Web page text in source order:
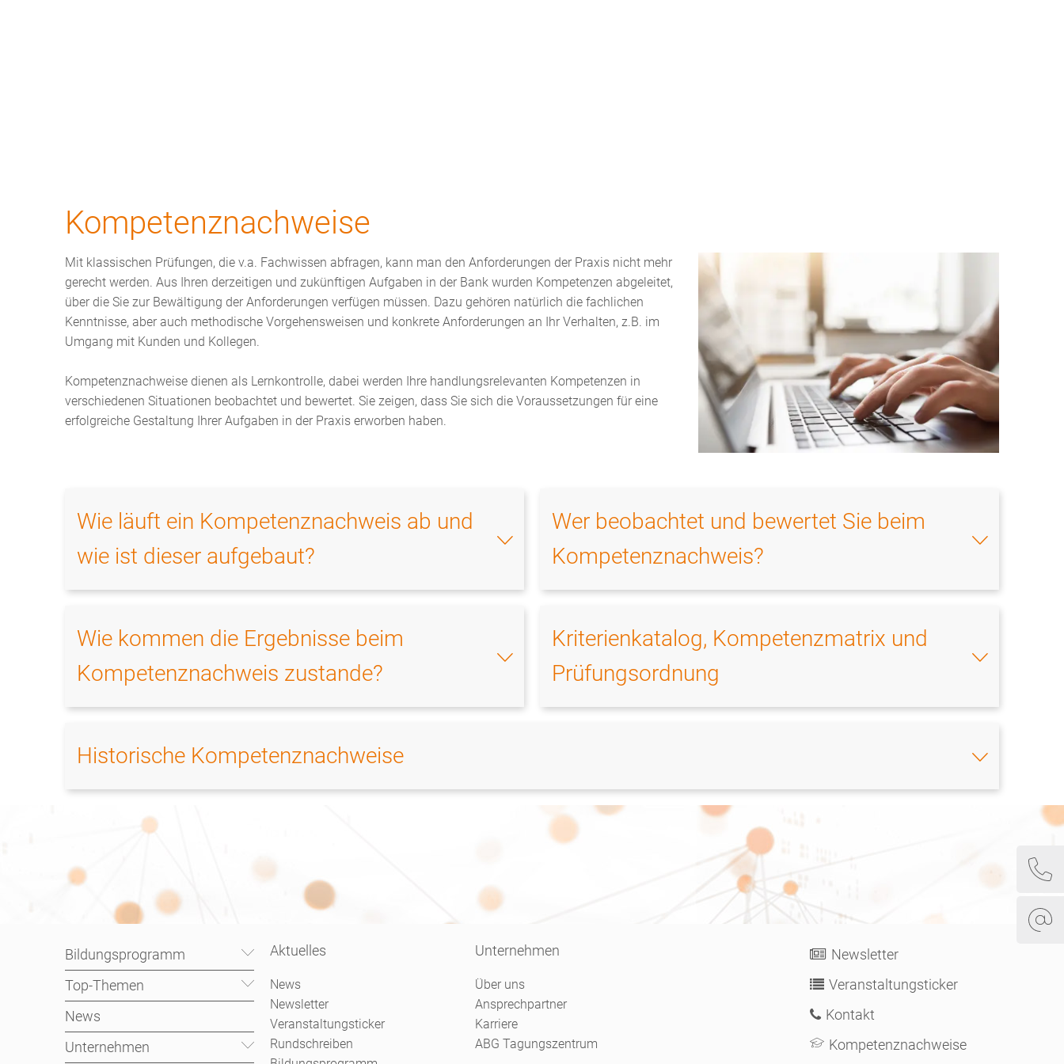
Kompetenznachweise
Kompetenznachweise
Mit klassischen Prüfungen, die v.a. Fachwissen abfragen, kann man den Anforderungen der Praxis nicht mehr
gerecht werden. Aus Ihren derzeitigen und zukünftigen Aufgaben in der Bank wurden Kompetenzen abgeleitet,
über die Sie zur Bewältigung der Anforderungen verfügen müssen. Dazu gehören natürlich die fachlichen
Kenntnisse, aber auch methodische Vorgehensweisen und konkrete Anforderungen an Ihr Verhalten, z.B. im
Umgang mit Kunden und Kollegen.
Kompetenznachweise dienen als Lernkontrolle, dabei werden Ihre handlungsrelevanten Kompetenzen in
verschiedenen Situationen beobachtet und bewertet. Sie zeigen, dass Sie sich die Voraussetzungen für eine
erfolgreiche Gestaltung Ihrer Aufgaben in der Praxis erworben haben.
Wie läuft ein Kompetenznachweis ab und
wie ist dieser aufgebaut?
Wie kommen die Ergebnisse beim
Kompetenznachweis zustande?
Wer beobachtet und bewertet Sie beim
Kompetenznachweis?
Kriterienkatalog, Kompetenzmatrix und
Prüfungsordnung
Historische Kompetenznachweise
Bildungsprogramm
Top-Themen
News
Unternehmen
Aktuelles
News
Newsletter
Veranstaltungsticker
Rundschreiben
Unternehmen
Über uns
Ansprechpartner
Karriere
ABG Tagungszentrum
Newsletter
Veranstaltungsticker
Kontakt
Kompetenznachweise